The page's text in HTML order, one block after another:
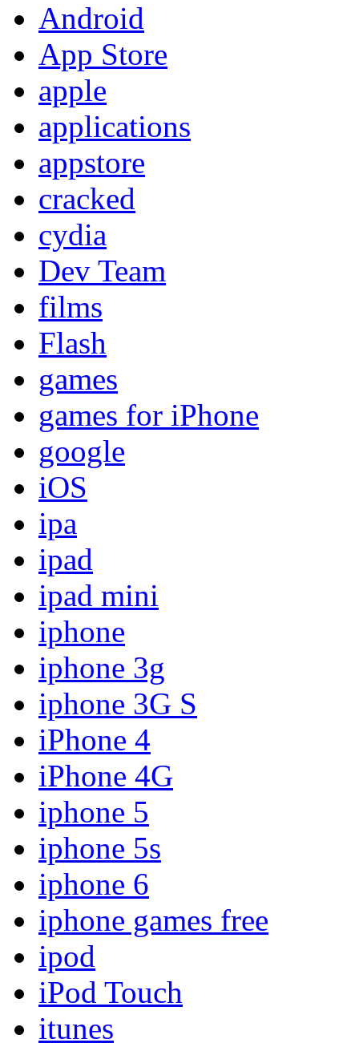
Android
App Store
apple
applications
appstore
cracked
cydia
Dev Team
films
Flash
games
games for iPhone
google
iOS
ipa
ipad
ipad mini
iphone
iphone 3g
iphone 3G S
iPhone 4
iPhone 4G
iphone 5
iphone 5s
iphone 6
iphone games free
ipod
iPod Touch
itunes